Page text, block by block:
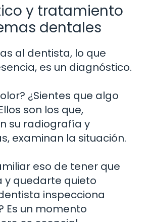
y tratamiento
dentales
al dentista, lo que
es un diagnóstico.
¿Sientes que algo
son los que,
su radiografía y
examinan la situación.
eso de tener que
y quedarte quieto
inspecciona
Es un momento